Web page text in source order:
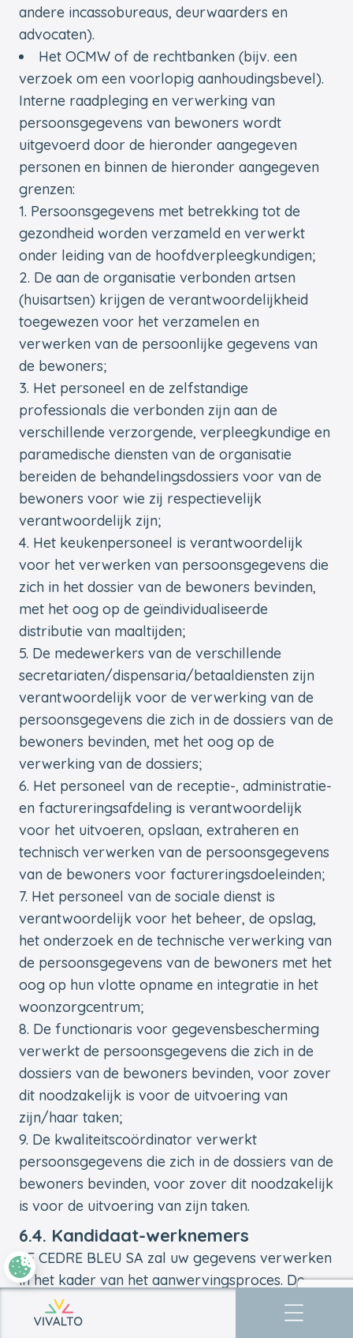
Terug naar de startpagina
andere incassobureaus, deurwaarders en
advocaten).
Het OCMW of de rechtbanken (bijv. een
verzoek om een voorlopig aanhoudingsbevel).
Interne raadpleging en verwerking van
persoonsgegevens van bewoners wordt
uitgevoerd door de hieronder aangegeven
personen en binnen de hieronder aangegeven
grenzen:
Persoonsgegevens met betrekking tot de
gezondheid worden verzameld en verwerkt
onder leiding van de hoofdverpleegkundigen;
De aan de organisatie verbonden artsen
(huisartsen) krijgen de verantwoordelijkheid
toegewezen voor het verzamelen en
verwerken van de persoonlijke gegevens van
de bewoners;
Het personeel en de zelfstandige
professionals die verbonden zijn aan de
verschillende verzorgende, verpleegkundige en
paramedische diensten van de organisatie
bereiden de behandelingsdossiers voor van de
bewoners voor wie zij respectievelijk
verantwoordelijk zijn;
Het keukenpersoneel is verantwoordelijk
voor het verwerken van persoonsgegevens die
zich in het dossier van de bewoners bevinden,
met het oog op de geïndividualiseerde
distributie van maaltijden;
De medewerkers van de verschillende
secretariaten/dispensaria/betaaldiensten zijn
verantwoordelijk voor de verwerking van de
persoonsgegevens die zich in de dossiers van de
bewoners bevinden, met het oog op de
verwerking van de dossiers;
Het personeel van de receptie-, administratie-
en factureringsafdeling is verantwoordelijk
voor het uitvoeren, opslaan, extraheren en
technisch verwerken van de persoonsgegevens
van de bewoners voor factureringsdoeleinden;
Het personeel van de sociale dienst is
verantwoordelijk voor het beheer, de opslag,
het onderzoek en de technische verwerking van
de persoonsgegevens van de bewoners met het
oog op hun vlotte opname en integratie in het
woonzorgcentrum;
De functionaris voor gegevensbescherming
verwerkt de persoonsgegevens die zich in de
dossiers van de bewoners bevinden, voor zover
dit noodzakelijk is voor de uitvoering van
zijn/haar taken;
De kwaliteitscoördinator verwerkt
persoonsgegevens die zich in de dossiers van de
bewoners bevinden, voor zover dit noodzakelijk
is voor de uitvoering van zijn taken.
6.4. Kandidaat-werknemers
LE CEDRE BLEU SA zal uw gegevens verwerken
in het kader van het aanwervingsproces. De
volgende gegevens worden verwerkt voor de
volgende doeleinden en worden gedurende de